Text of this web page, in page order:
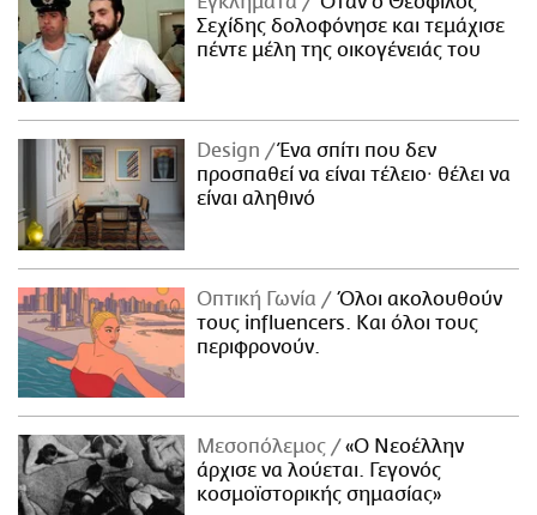
Σεχίδης δολοφόνησε και τεμάχισε
πέντε μέλη της οικογένειάς του
Design
Ένα σπίτι που δεν
προσπαθεί να είναι τέλειο· θέλει να
είναι αληθινό
Οπτική Γωνία
Όλοι ακολουθούν
τους influencers. Και όλοι τους
περιφρονούν.
Μεσοπόλεμος
«Ο Νεοέλλην
άρχισε να λούεται. Γεγονός
κοσμοϊστορικής σημασίας»